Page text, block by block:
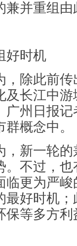
兼并重组
时机
除此前传
及长江中
广州日报
概念中。
新一轮的
。不过，
临更为严
最好时机
保等多方